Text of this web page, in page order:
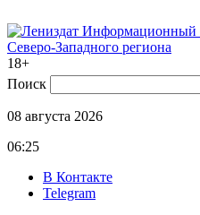
Информационный
Северо-Западного региона
18+
Поиск
08 августа 2026
06:25
В Контакте
Telegram